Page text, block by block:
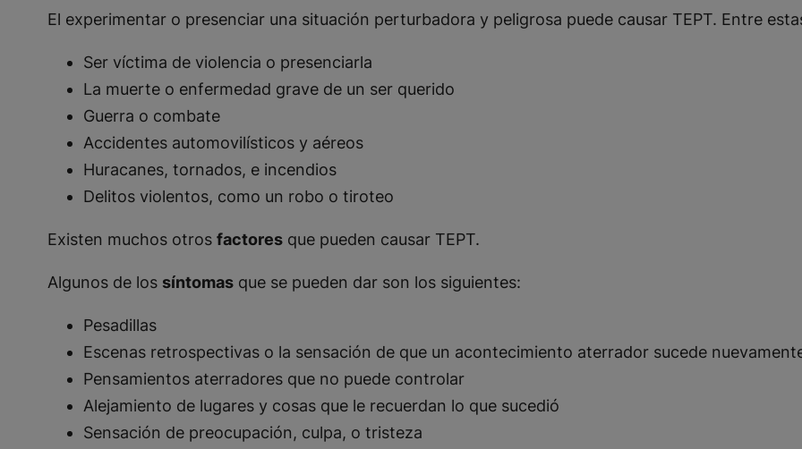
El experimentar o presenciar una situación perturbadora y peligrosa puede causar TEPT. Entre
Ser víctima de violencia o presenciarla
La muerte o enfermedad grave de un ser querido
Guerra o combate
Accidentes automovilísticos y aéreos
Huracanes, tornados, e incendios
Delitos violentos, como un robo o tiroteo
Existen muchos otros factores que pueden causar TEPT.
Algunos de los síntomas que se pueden dar son los siguientes:
Pesadillas
Escenas retrospectivas o la sensación de que un acontecimiento aterrador sucede
Pensamientos aterradores que no puede controlar
Alejamiento de lugares y cosas que le recuerdan lo que sucedió
Sensación de preocupación, culpa, o tristeza